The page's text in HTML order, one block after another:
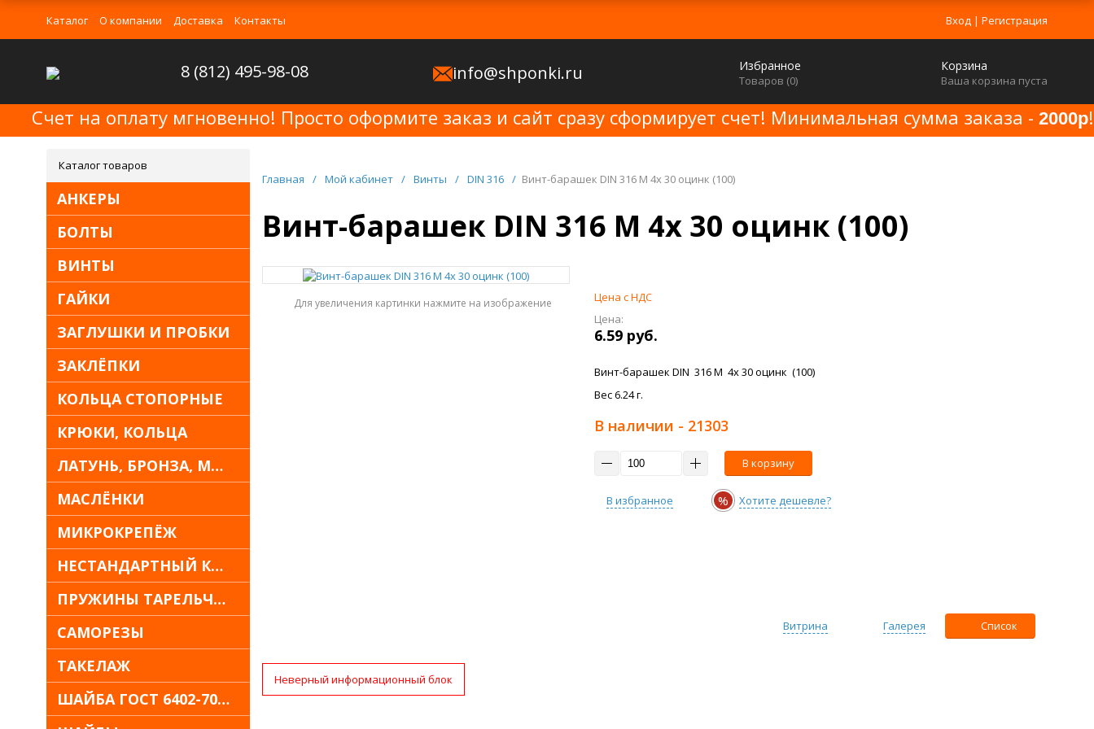
Вход | Регистрация
Каталог О компании Доставка Контакты
8 (812) 495-98-08 info@shponki.ru Избранное
Товаров (0)
Корзина
Ваша корзина пуста
Счет на оплату мгновенно! Просто оформите заказ и сайт сразу сформирует счет! Минимальная сумма заказа - 2000р!
Каталог товаров
АНКЕРЫ
БОЛТЫ
ВИНТЫ
ГАЙКИ
ЗАГЛУШКИ И ПРОБКИ
ЗАКЛЁПКИ
КОЛЬЦА СТОПОРНЫЕ
КРЮКИ, КОЛЬЦА
ЛАТУНЬ, БРОНЗА, МЕДЬ
МАСЛЁНКИ
МИКРОКРЕПЁЖ
НЕСТАНДАРТНЫЙ КРЕПЁЖ
ПРУЖИНЫ ТАРЕЛЬЧАТЫЕ
САМОРЕЗЫ
ТАКЕЛАЖ
ШАЙБА ГОСТ 6402-70 30Х13
Главная / Мой кабинет / Винты / DIN 316 / Винт-барашек DIN 316 M 4x 30 оцинк (100)
Винт-барашек DIN 316 M 4x 30 оцинк (100)
Для увеличения картинки нажмите на изображение
Цена с НДС
Цена:
6.59 руб.
Винт-барашек DIN 316 M 4x 30 оцинк (100)
Вес 6.24 г.
В наличии - 21303
В корзину
В избранное % Хотите дешевле?
Список
Галерея
Витрина
Неверный информационный блок